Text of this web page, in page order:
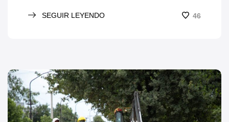
SEGUIR LEYENDO 46